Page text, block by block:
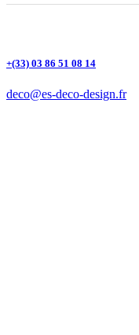
+(33) 03 86 51 08 14
deco@es-deco-design.fr